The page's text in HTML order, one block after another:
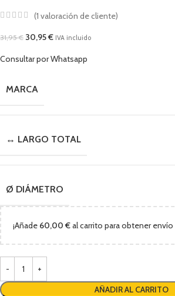
(1 valoración de cliente)
31,95€ 30,95€ IVA incluido
Consultar por Whatsapp
MARCA
↔ LARGO TOTAL
Ø DIÁMETRO
¡Añade 60,00 €al carrito para obtener envío
AÑADIR AL CARRITO